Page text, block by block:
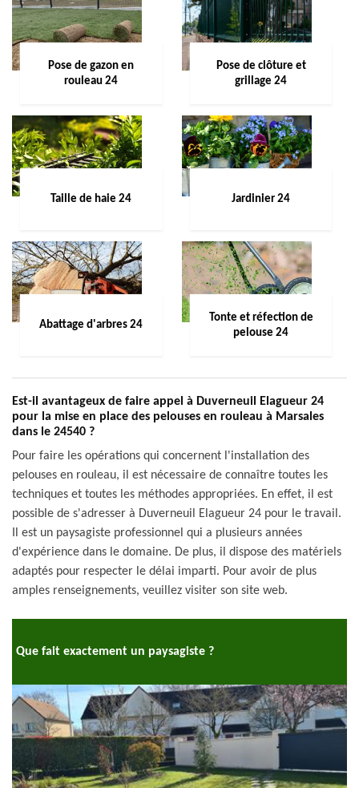
Pose de gazon en
rouleau 24
Pose de clôture et
grillage 24
Taille de haie 24 Jardinier 24
Abattage d'arbres 24
Tonte et réfection de
pelouse 24
Est-il avantageux de faire appel à Duverneuil Elagueur 24
pour la mise en place des pelouses en rouleau à Marsales
dans le 24540 ?
Pour faire les opérations qui concernent l'installation des
pelouses en rouleau, il est nécessaire de connaître toutes les
techniques et toutes les méthodes appropriées. En effet, il est
possible de s'adresser à Duverneuil Elagueur 24 pour le travail.
Il est un paysagiste professionnel qui a plusieurs années
d'expérience dans le domaine. De plus, il dispose des matériels
adaptés pour respecter le délai imparti. Pour avoir de plus
amples renseignements, veuillez visiter son site web.
Que fait exactement un paysagiste ?